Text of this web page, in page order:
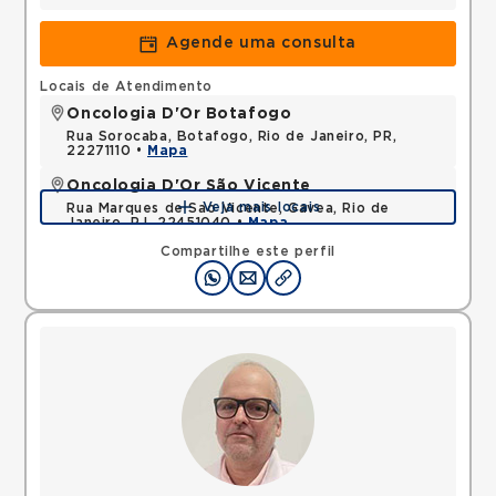
Agende uma consulta
Compartilhe este perfil
Locais de Atendimento
Oncologia D'Or Botafogo
Rua Sorocaba, Botafogo, Rio de Janeiro, PR,
22271110 •
Mapa
Oncologia D'Or São Vicente
Rua Marques de Sao Vicente, Gavea, Rio de
Janeiro, RJ, 22451040 •Mapa
Veja mais locais